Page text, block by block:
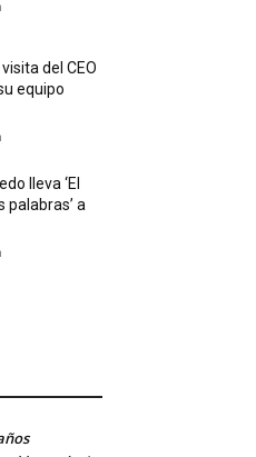
del CEO
equipo
lleva ‘El
palabras’ a